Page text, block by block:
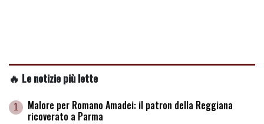
🔥 Le notizie più lette
1 Malore per Romano Amadei: il patron della Reggiana
ricoverato a Parma